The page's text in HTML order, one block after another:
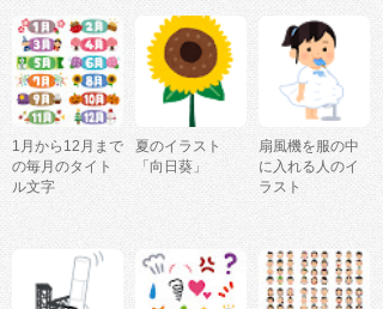
1月から12月まで
の毎月のタイト
ル文字
夏のイラスト
「向日葵」
扇風機を服の中
に入れる人のイ
ラスト